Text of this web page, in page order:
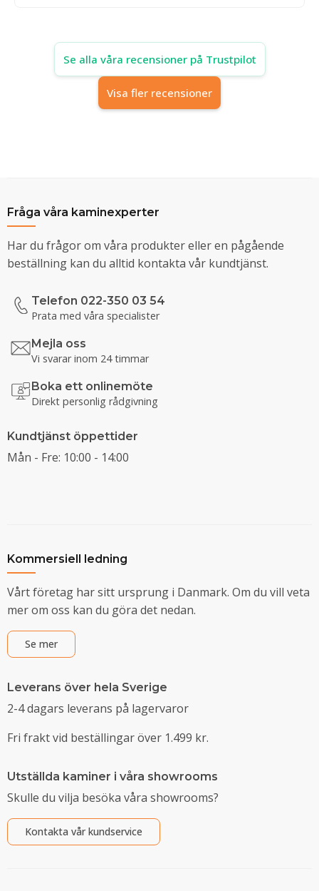
Se alla våra recensioner på Trustpilot
Visa fler recensioner
Fråga våra kaminexperter
Har du frågor om våra produkter eller en pågående
beställning kan du alltid kontakta vår kundtjänst.
Telefon 022-350 03 54
Prata med våra specialister
Mejla oss
Vi svarar inom 24 timmar
Boka ett onlinemöte
Direkt personlig rådgivning
Kundtjänst öppettider
Mån - Fre: 10:00 - 14:00
Kommersiell ledning
Vårt företag har sitt ursprung i Danmark. Om du vill veta
mer om oss kan du göra det nedan.
Se mer
Leverans över hela Sverige
2-4 dagars leverans på lagervaror
Fri frakt vid beställingar över 1.499 kr.
Utställda kaminer i våra showrooms
Skulle du vilja besöka våra showrooms?
Kontakta vår kundservice